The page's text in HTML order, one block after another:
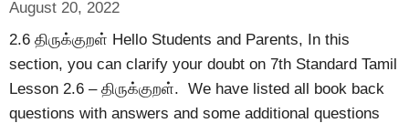
August 20, 2022
2.6 திருக்குறள் Hello Students and Parents, In this
section, you can clarify your doubt on 7th Standard Tamil
Lesson 2.6 – திருக்குறள். We have listed all book back
questions with answers and some additional questions